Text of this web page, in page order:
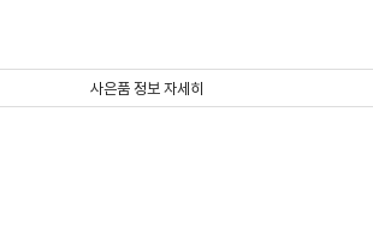
사은품 정보 자세히